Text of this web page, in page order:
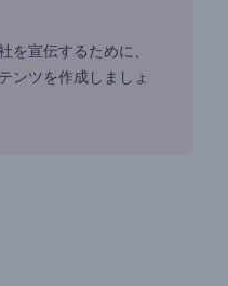
を宣伝するために、
ンツを作成しましょ